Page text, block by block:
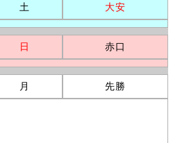
土 大安
日 赤口
月 先勝